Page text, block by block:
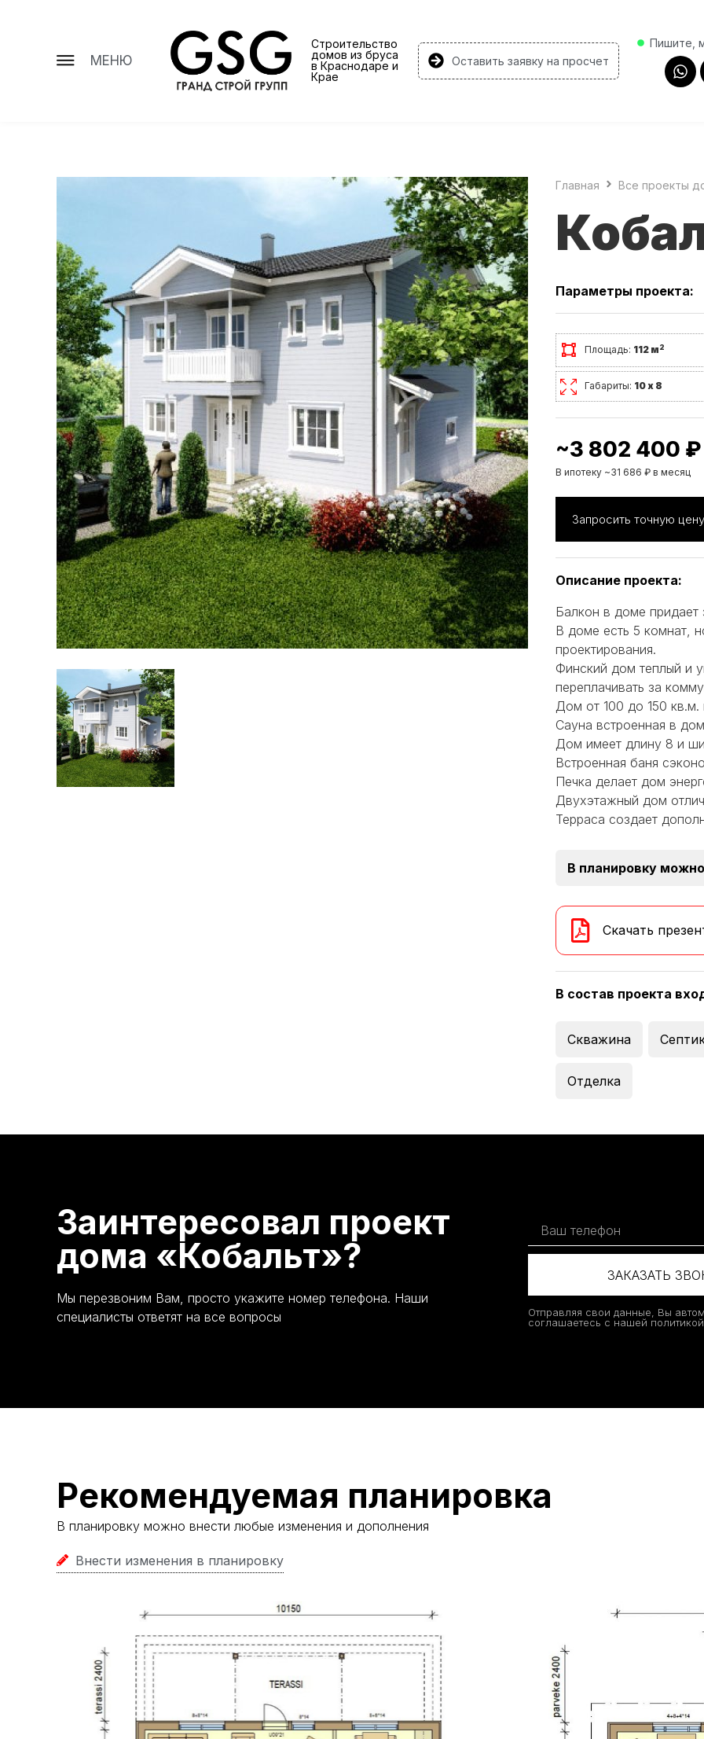
МЕНЮ
Строительство
домов из бруса
в Краснодаре и
Крае
Оставить заявку на просчет
Пишите,
Главная Все проекты
Параметры проекта:
Площадь: 112 м2
Габариты: 10 х 8
~3 802 400 ₽
В ипотеку ~31 686 ₽ в месяц
Запросить точную цену
Описание проекта:
Балкон в доме
В доме есть 5 комнат,
проектирования.
Финский дом теплый и
переплачивать за
Дом от 100 до 150
Сауна встроенная в
Дом имеет длину 8 и
Встроенная баня
Печка делает дом
Двухэтажный дом
Терраса создает
В планировку
Скачать
В состав проекта
Скважина
Отделка
Заинтересовал проект
дома «Кобальт»?
Мы перезвоним Вам, просто укажите номер телефона. Наши
специалисты ответят на все вопросы
ЗАКАЗАТЬ
Отправляя свои данные, Вы
соглашаетесь с нашей
Рекомендуемая планировка
В планировку можно внести любые изменения и дополнения
Внести изменения в планировку